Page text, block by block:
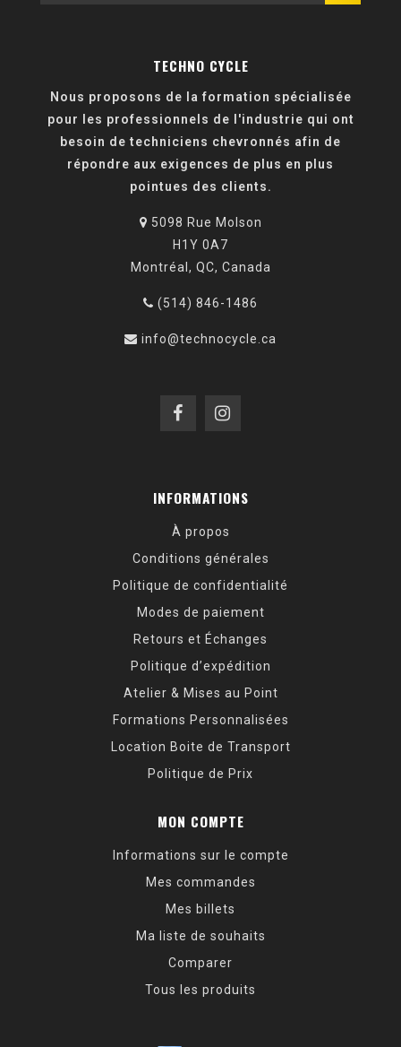
TECHNO CYCLE
Nous proposons de la formation spécialisée
pour les professionnels de l'industrie qui ont
besoin de techniciens chevronnés afin de
répondre aux exigences de plus en plus
pointues des clients.
5098 Rue Molson
H1Y 0A7
Montréal, QC, Canada
(514) 846-1486
info@technocycle.ca
INFORMATIONS
À propos
Conditions générales
Politique de confidentialité
Modes de paiement
Retours et Échanges
Politique d’expédition
Atelier & Mises au Point
Formations Personnalisées
Location Boite de Transport
Politique de Prix
MON COMPTE
Informations sur le compte
Mes commandes
Mes billets
Ma liste de souhaits
Comparer
Tous les produits